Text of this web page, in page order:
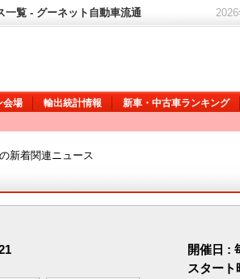
一覧 - グーネット自動車流通
会場 輸出統計情報 新車・中古車ランキング
新着関連ニュース
開催日 :
スタート